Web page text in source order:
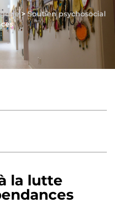
>Soutien psychosocial
la lutte